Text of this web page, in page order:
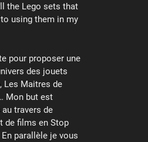
the Lego sets that
using them in my
pour proposer une
des jouets
Les Maitres de
Mon but est
travers de
de films en Stop
parallèle je vous